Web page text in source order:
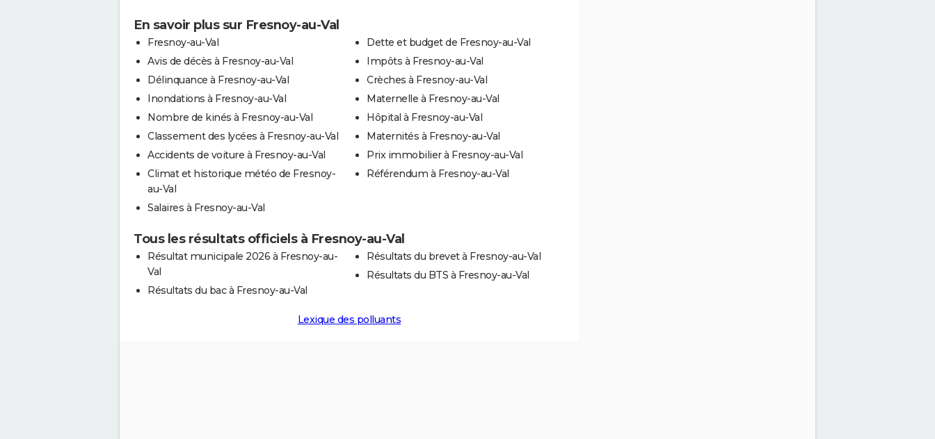
En savoir plus sur Fresnoy-au-Val
Fresnoy-au-Val
Avis de décès à Fresnoy-au-Val
Délinquance à Fresnoy-au-Val
Inondations à Fresnoy-au-Val
Nombre de kinés à Fresnoy-au-Val
Classement des lycées à Fresnoy-au-Val
Accidents de voiture à Fresnoy-au-Val
Climat et historique météo de Fresnoy-
au-Val
Salaires à Fresnoy-au-Val
Dette et budget de Fresnoy-au-Val
Impôts à Fresnoy-au-Val
Crèches à Fresnoy-au-Val
Maternelle à Fresnoy-au-Val
Hôpital à Fresnoy-au-Val
Maternités à Fresnoy-au-Val
Prix immobilier à Fresnoy-au-Val
Référendum à Fresnoy-au-Val
Tous les résultats officiels à Fresnoy-au-Val
Résultat municipale 2026 à Fresnoy-au-
Val
Résultats du bac à Fresnoy-au-Val
Résultats du brevet à Fresnoy-au-Val
Résultats du BTS à Fresnoy-au-Val
Lexique des polluants